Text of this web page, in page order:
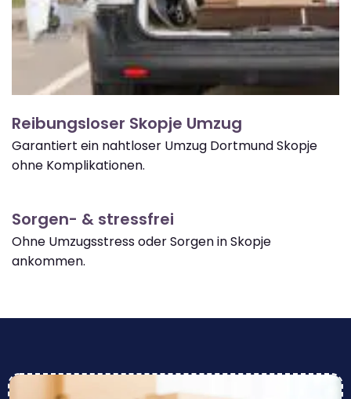
Reibungsloser Skopje Umzug
Garantiert ein nahtloser Umzug Dortmund Skopje
ohne Komplikationen.
Sorgen- & stressfrei
Ohne Umzugsstress oder Sorgen in Skopje
ankommen.